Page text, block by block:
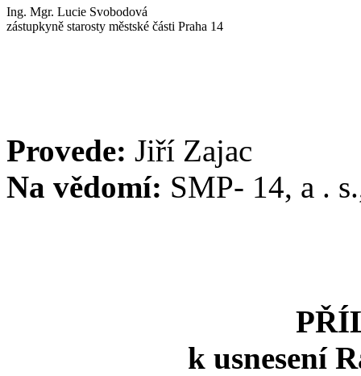
Ing. Mgr. Lucie Svobodová
zástupkyně starosty městské části Praha 14
Provede: Jiří Zajac
Na vědomí: SMP- 14, a .
k usnesení